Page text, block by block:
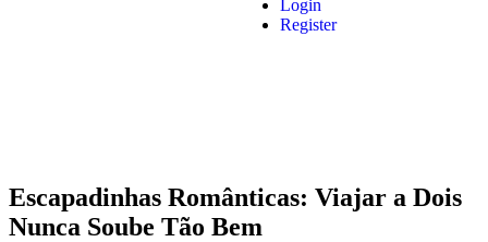
Login
Register
Escapadinhas Românticas: Viajar a Dois
Nunca Soube Tão Bem